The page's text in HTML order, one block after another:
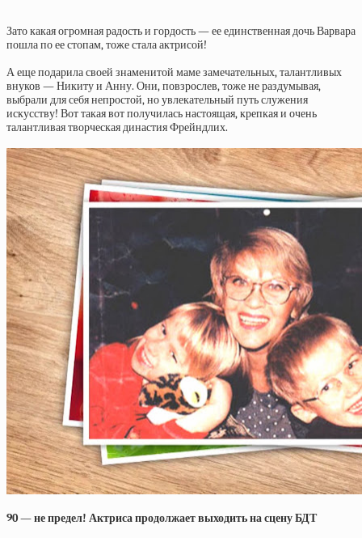
Зато какая огромная радость и гордость — ее единственная дочь Варвара
пошла по ее стопам, тоже стала актрисой!
А еще подарила своей знаменитой маме замечательных, талантливых
внуков — Никиту и Анну. Они, повзрослев, тоже не раздумывая,
выбрали для себя непростой, но увлекательный путь служения
искусству! Вот такая вот получилась настоящая, крепкая и очень
талантливая творческая династия Фрейндлих.
90 — не предел! Актриса продолжает выходить на сцену БДТ